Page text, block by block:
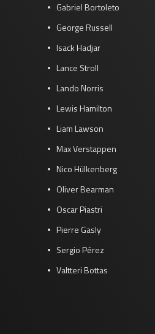
Gabriel Bortoleto
George Russell
Isack Hadjar
Lance Stroll
Lando Norris
Lewis Hamilton
Liam Lawson
Max Verstappen
Nico Hülkenberg
Oliver Bearman
Oscar Piastri
Pierre Gasly
Sergio Pérez
Valtteri Bottas